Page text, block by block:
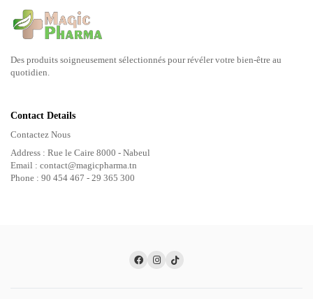
Des produits soigneusement sélectionnés pour révéler votre bien-être au
quotidien.
Contact Details
Contactez Nous
Address : Rue le Caire 8000 - Nabeul
Email : contact@magicpharma.tn
Phone : 90 454 467 - 29 365 300